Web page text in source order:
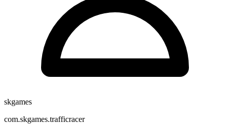
skgames
com.skgames.trafficracer